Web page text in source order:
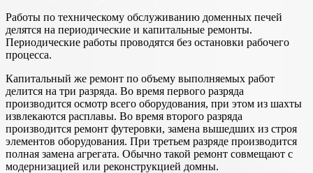
Работы по техническому обслуживанию доменных печей
делятся на периодические и капитальные ремонты.
Периодические работы проводятся без остановки рабочего
процесса.
Капитальный же ремонт по объему выполняемых работ
делится на три разряда. Во время первого разряда
производится осмотр всего оборудования, при этом из шахты
извлекаются расплавы. Во время второго разряда
производится ремонт футеровки, замена вышедших из строя
элементов оборудования. При третьем разряде производится
полная замена агрегата. Обычно такой ремонт совмещают с
модернизацией или реконструкцией домны.